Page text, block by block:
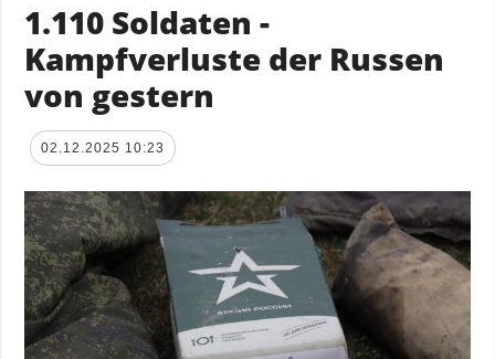
1.110 Soldaten -
Kampfverluste der Russen
von gestern
02.12.2025 10:23